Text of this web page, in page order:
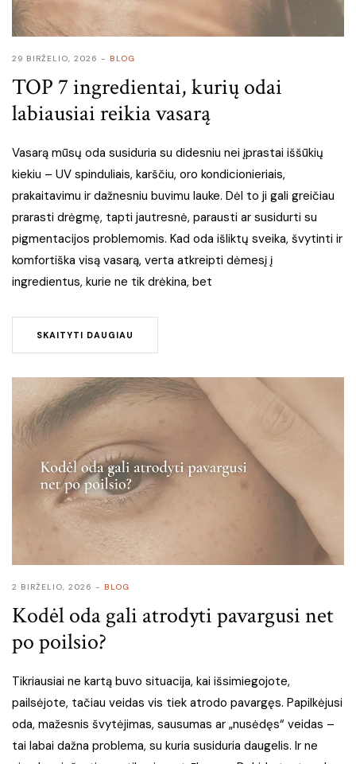
29 BIRŽELIO, 2026 BLOG
TOP 7 ingredientai, kurių odai
labiausiai reikia vasarą
Vasarą mūsų oda susiduria su didesniu nei įprastai iššūkių
kiekiu – UV spinduliais, karščiu, oro kondicionieriais,
prakaitavimu ir dažnesniu buvimu lauke. Dėl to ji gali greičiau
prarasti drėgmę, tapti jautresnė, parausti ar susidurti su
pigmentacijos problemomis. Kad oda išliktų sveika, švytinti ir
komfortiška visą vasarą, verta atkreipti dėmesį į
ingredientus, kurie ne tik drėkina, bet
SKAITYTI DAUGIAU
2 BIRŽELIO, 2026 BLOG
Kodėl oda gali atrodyti pavargusi net
po poilsio?
Tikriausiai ne kartą buvo situacija, kai išsimiegojote,
pailsėjote, tačiau veidas vis tiek atrodo pavargęs. Papilkėjusi
oda, mažesnis švytėjimas, sausumas ar „nusėdęs“ veidas –
tai labai dažna problema, su kuria susiduria daugelis. Ir ne